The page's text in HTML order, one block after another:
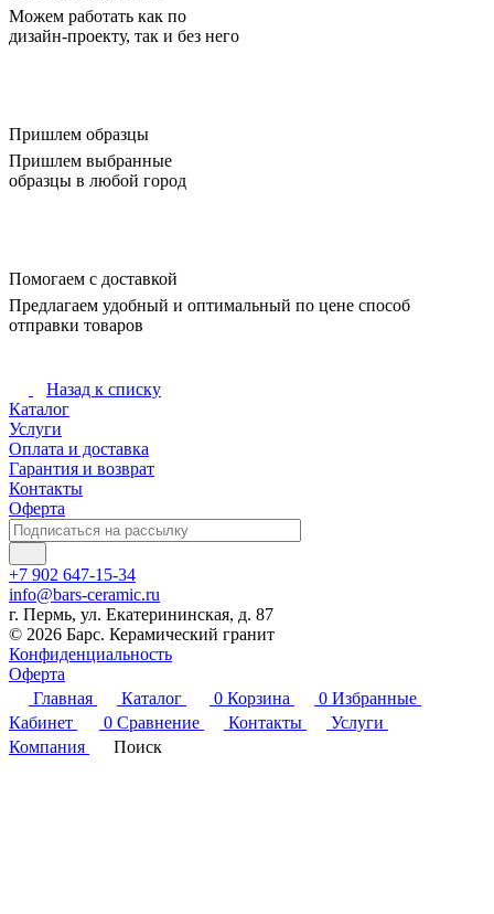
Можем работать как по
дизайн-проекту, так и без него
Пришлем образцы
Пришлем выбранные
образцы в любой город
Помогаем с доставкой
Предлагаем удобный и оптимальный по цене способ
отправки товаров
Назад к списку
Каталог
Услуги
Оплата и доставка
Гарантия и возврат
Контакты
Оферта
+7 902 647-15-34
info@bars-ceramic.ru
г. Пермь, ул. Екатерининская, д. 87
© 2026 Барс. Керамический гранит
Конфиденциальность
Оферта
Главная
Каталог 0 Корзина 0 Избранные
Кабинет
0 Сравнение Контакты
Услуги
Компания
Поиск